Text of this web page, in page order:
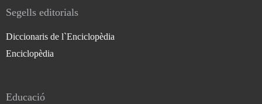
Segells editorials
Diccionaris de l`Enciclopèdia
Enciclopèdia
Educació